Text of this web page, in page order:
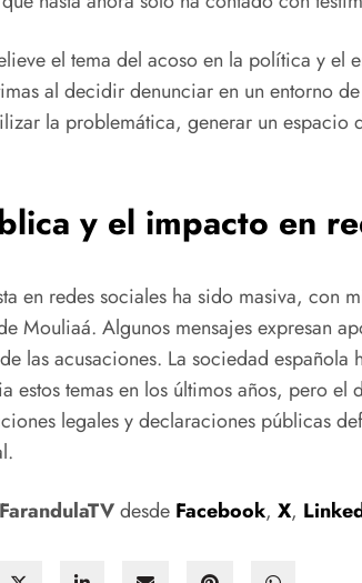
el tema del acoso en la política y el
al decidir denunciar en un entorno
la problemática, generar un espacio
y el impacto en
en redes sociales ha sido masiva, con
Mouliaá. Algunos mensajes expresan
las acusaciones. La sociedad española
estos temas en los últimos años, pero el
legales y declaraciones públicas
FarandulaTVdesde Facebook, X,